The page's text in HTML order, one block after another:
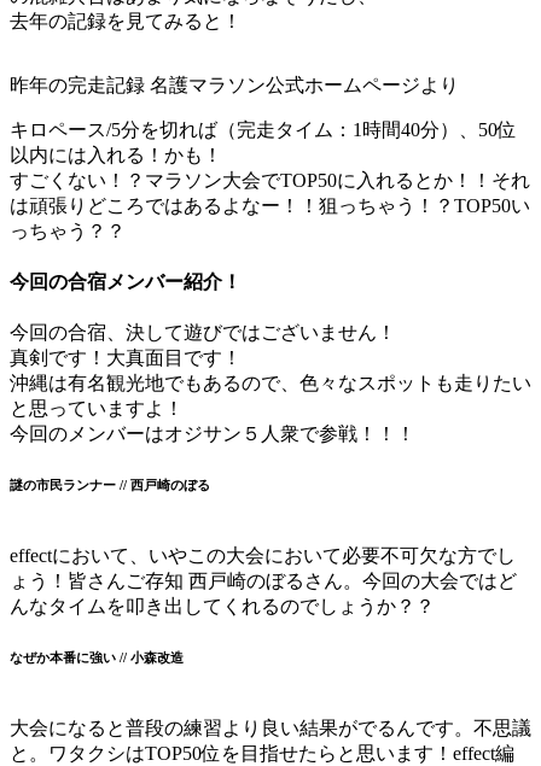
去年の記録を見てみると！
昨年の完走記録 名護マラソン公式ホームページより
キロペース/5分を切れば（完走タイム：1時間40分）、50位
以内には入れる！かも！
すごくない！？マラソン大会でTOP50に入れるとか！！それ
は頑張りどころではあるよなー！！狙っちゃう！？TOP50い
っちゃう？？
今回の合宿メンバー紹介！
今回の合宿、決して遊びではございません！
真剣です！大真面目です！
沖縄は有名観光地でもあるので、色々なスポットも走りたい
と思っていますよ！
今回のメンバーはオジサン５人衆で参戦！！！
謎の市民ランナー // 西戸崎のぼる
effectにおいて、いやこの大会において必要不可欠な方でし
ょう！皆さんご存知 西戸崎のぼるさん。今回の大会ではど
んなタイムを叩き出してくれるのでしょうか？？
なぜか本番に強い // 小森改造
大会になると普段の練習より良い結果がでるんです。不思議
と。ワタクシはTOP50位を目指せたらと思います！effect編